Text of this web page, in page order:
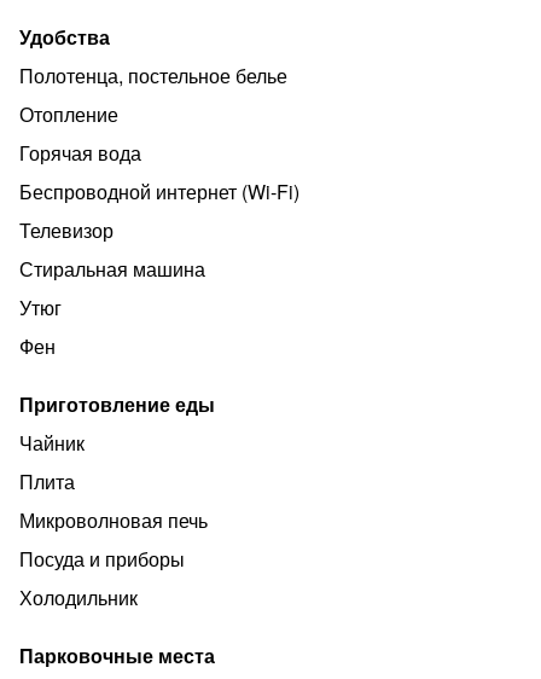
Удобства
Полотенца, постельное белье
Отопление
Горячая вода
Беспроводной интернет (Wi‑Fi)
Телевизор
Стиральная машина
Утюг
Фен
Приготовление еды
Чайник
Плита
Микроволновая печь
Посуда и приборы
Холодильник
Парковочные места